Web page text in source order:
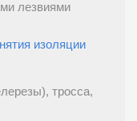
лезвиями
изоляции
тросса,